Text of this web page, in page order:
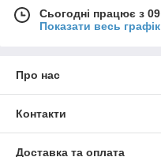
Сьогодні працює з
Показати весь
Про нас
Контакти
Доставка та оплата